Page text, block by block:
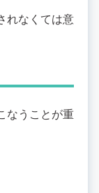
れなくては意
なうことが重